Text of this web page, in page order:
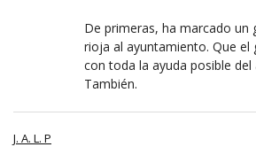
De primeras, ha marcado un
rioja al ayuntamiento. Que el
con toda la ayuda posible del
También.
J. A. L. P